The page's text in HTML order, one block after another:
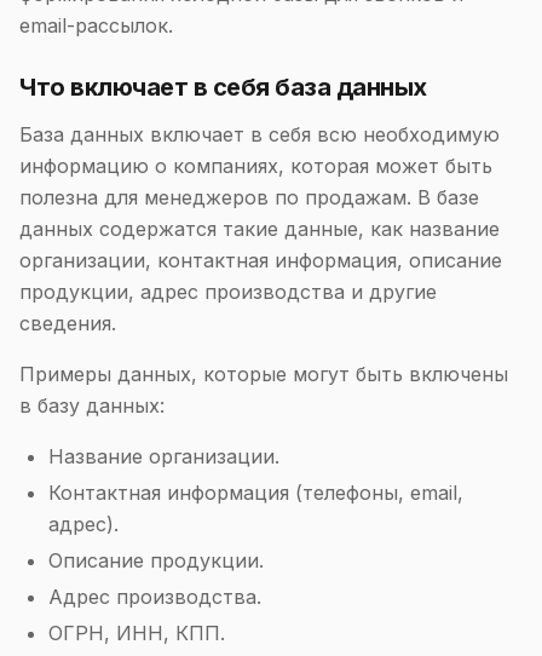
email-рассылок.
Что включает в себя база данных
База данных включает в себя всю необходимую
информацию о компаниях, которая может быть
полезна для менеджеров по продажам. В базе
данных содержатся такие данные, как название
организации, контактная информация, описание
продукции, адрес производства и другие
сведения.
Примеры данных, которые могут быть включены
в базу данных:
Название организации.
Контактная информация (телефоны, email,
адрес).
Описание продукции.
Адрес производства.
ОГРН, ИНН, КПП.